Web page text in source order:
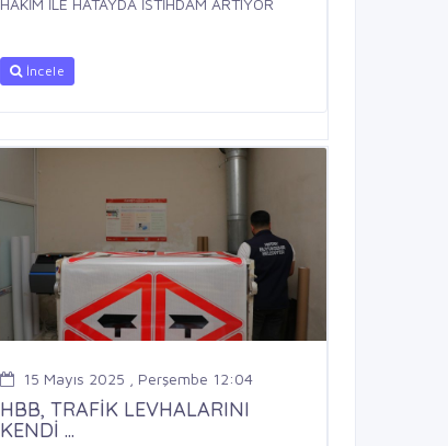
İncele
15 Mayıs 2025 , Perşembe 12:04
HBB, TRAFİK LEVHALARINI
KENDİ ...